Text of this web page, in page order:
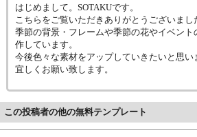
はじめまして。SOTAKUです。
こちらをご覧いただきありがとうございまし
季節の背景・フレームや季節の花やイベント
作しています。
今後色々な素材をアップしていきたいと思い
宜しくお願い致します。
この投稿者の他の無料テンプレート